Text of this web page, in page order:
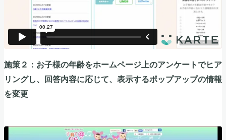
施策２：お子様の年齢をホームページ上のアンケートでヒア
リングし、回答内容に応じて、表示するポップアップの情報
を変更